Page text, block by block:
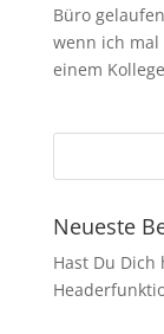
Büro
wenn ich mal
einem
Neueste
Hast Du Dich